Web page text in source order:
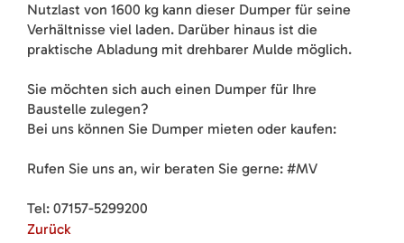
Nutzlast von 1600 kg kann dieser Dumper für seine
Verhältnisse viel laden. Darüber hinaus ist die
praktische Abladung mit drehbarer Mulde möglich.
Sie möchten sich auch einen Dumper für Ihre
Baustelle zulegen?
Bei uns können Sie Dumper mieten oder kaufen:
Rufen Sie uns an, wir beraten Sie gerne: #MV
Tel: 07157-5299200
Zurück